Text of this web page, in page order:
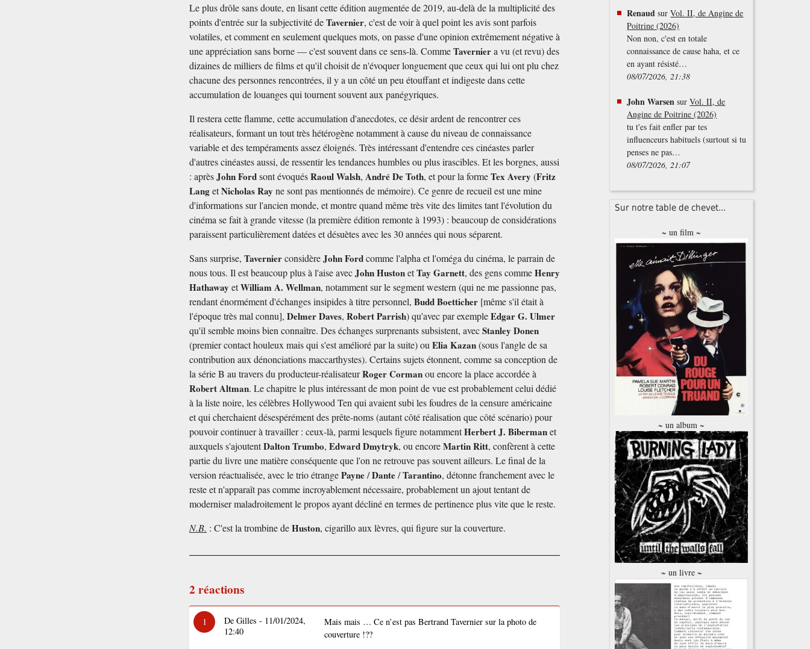
Le plus drôle sans doute, en lisant cette édition augmentée de 2019, au-delà de la multiplicité des
points d'entrée sur la subjectivité deTavernier, c'est de voir à quel point les avis sont parfois
volatiles, et comment en seulement quelques mots, on passe d'une opinion extrêmement négative à
une appréciation sans borne — c'est souvent dans ce sens-là. CommeTaverniera vu (et revu) des
dizaines de milliers de films et qu'il choisit de n'évoquer longuement que ceux qui lui ont plu chez
chacune des personnes rencontrées, il y a un côté un peu étouffant et indigeste dans cette
accumulation de louanges qui tournent souvent aux panégyriques.
Il restera cette flamme, cette accumulation d'anecdotes, ce désir ardent de rencontrer ces
réalisateurs, formant un tout très hétérogène notamment à cause du niveau de connaissance
variable et des tempéraments assez éloignés. Très intéressant d'entendre ces cinéastes parler
d'autres cinéastes aussi, de ressentir les tendances humbles ou plus irascibles. Et les borgnes, aussi
: aprèsJohn Fordsont évoquésRaoul Walsh,André De Toth, et pour la formeTex Avery(Fritz
LangetNicholas Rayne sont pas mentionnés de mémoire). Ce genre de recueil est une mine
d'informations sur l'ancien monde, et montre quand même très vite des limites tant l'évolution du
cinéma se fait à grande vitesse (la première édition remonte à 1993) : beaucoup de considérations
paraissent particulièrement datées et désuètes avec les 30 années qui nous séparent.
Sans surprise,TavernierconsidèreJohn Fordcomme l'alpha et l'oméga du cinéma, le parrain de
nous tous. Il est beaucoup plus à l'aise avecJohn HustonetTay Garnett, des gens commeHenry
HathawayetWilliam A. Wellman, notamment sur le segment western (qui ne me passionne pas,
rendant énormément d'échanges insipides à titre personnel,Budd Boetticher [même s'il était à
l'époque très mal connu],Delmer Daves,Robert Parrish) qu'avec par exempleEdgar G. Ulmer
qu'il semble moins bien connaître. Des échanges surprenants subsistent, avecStanley Donen
(premier contact houleux mais qui s'est amélioré par la suite) ouElia Kazan(sous l'angle de sa
contribution aux dénonciations maccarthystes). Certains sujets étonnent, comme sa conception de
la série B au travers du producteur-réalisateurRoger Cormanou encore la place accordée à
Robert Altman. Le chapitre le plus intéressant de mon point de vue est probablement celui dédié
à la liste noire, les célèbres Hollywood Ten qui avaient subi les foudres de la censure américaine
et qui cherchaient désespérément des prête-noms (autant côté réalisation que côté scénario) pour
pouvoir continuer à travailler : ceux-là, parmi lesquels figure notammentHerbert J. Bibermanet
auxquels s'ajoutentDalton Trumbo,Edward Dmytryk, ou encoreMartin Ritt, confèrent à cette
partie du livre une matière conséquente que l'on ne retrouve pas souvent ailleurs. Le final de la
version réactualisée, avec le trio étrangePayne/Dante/Tarantino, détonne franchement avec le
reste et n'apparaît pas comme incroyablement nécessaire, probablement un ajout tentant de
moderniser maladroitement le propos ayant décliné en termes de pertinence plus vite que le reste.
N.B. : C'est la trombine deHuston, cigarillo aux lèvres, qui figure sur la couverture.
2 réactions
1
De Gilles - 11/01/2024,
12:40
Mais mais … Ce n’est pas Bertrand Tavernier sur la photo de
couverture !??
Renaud surVol. II, de Angine de
Poitrine (2026)
Non non, c'est en totale
connaissance de cause haha, et ce
en ayant résisté…
08/07/2026, 21:38
John Warsen surVol. II, de
Angine de Poitrine (2026)
tu t'es fait enfler par tes
influenceurs habituels (surtout si tu
penses ne pas…
08/07/2026, 21:07
Sur notre table de chevet...
~ un film ~
~ un album ~
~ un livre ~